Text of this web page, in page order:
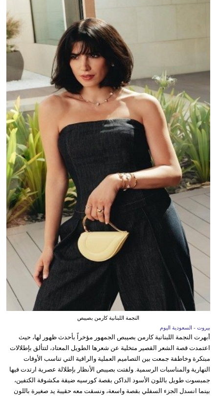
النجمة اللبنانية كارمن بصيبص
بيروت - السعودية اليوم
أبهرت النجمة اللبنانية كارمن بصيبص الجمهور مؤخراً بأحدث ظهور لها، حيث
اعتمدت قصة الشعر القصير متخلية عن شعرها الطويل المعتاد، لتتألق بإطلالات
مبتكرة وخاطفة جمعت بين التصاميم العملية والراقية التي تناسب الأوقات
النهارية والمناسبات الرسمية. ولفتت بصيبص الأنظار بإطلالة عصرية ارتدت فيها
جمبسوت طويل باللون الأسود الداكن بقصة كورسيه ضيقة مكشوفة الكتفين،
بينما انسدل الجزء السفلي بقصة واسعة، ونسقت معه حقيبة يد صغيرة باللون